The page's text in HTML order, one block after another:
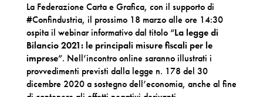
La Federazione Carta e Grafica, con il supporto di
#Confindustria, il prossimo 18 marzo alle ore 14:30
ospita il webinar informativo dal titolo “La legge di
Bilancio 2021: le principali misure fiscali per le
imprese”. Nell’incontro online saranno illustrati i
provvedimenti previsti dalla legge n. 178 del 30
dicembre 2020 a sostegno dell’economia, anche al fine